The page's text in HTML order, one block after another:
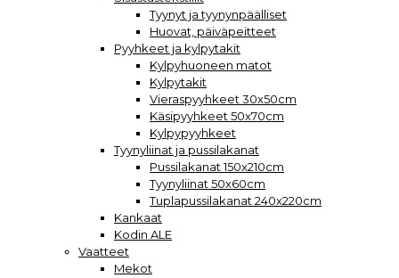
Tyynyt ja tyynynpäälliset
Huovat, päiväpeitteet
Pyyhkeet ja kylpytakit
Kylpyhuoneen matot
Kylpytakit
Vieraspyyhkeet 30x50cm
Käsipyyhkeet 50x70cm
Kylpypyyhkeet
Tyynyliinat ja pussilakanat
Pussilakanat 150x210cm
Tyynyliinat 50x60cm
Tuplapussilakanat 240x220cm
Kankaat
Kodin ALE
Vaatteet
Mekot